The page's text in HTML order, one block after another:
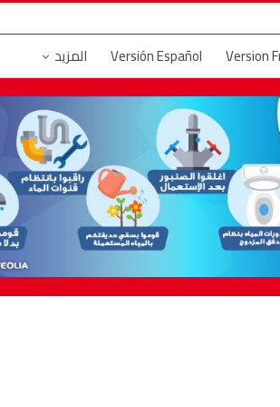
Version
Versión Español المزيد